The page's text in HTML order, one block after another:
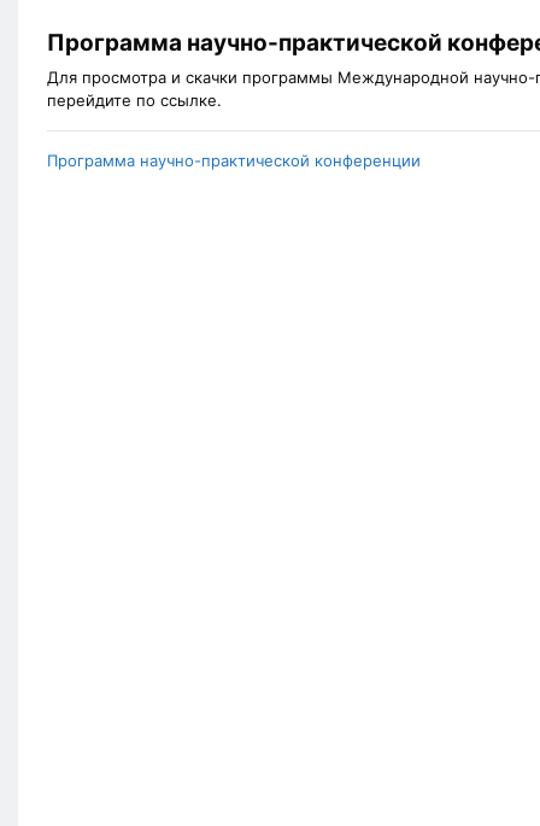
Программа научно-практической
Для просмотра и скачки программы Международной научно-
перейдите по ссылке.
Программа научно-практической конференции